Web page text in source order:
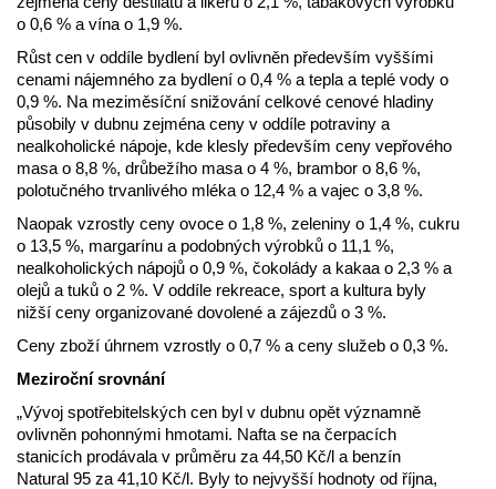
o 0,6 % a vína o 1,9 %.
Růst cen v oddíle bydlení byl ovlivněn především vyššími
cenami nájemného za bydlení o 0,4 % a tepla a teplé vody o
0,9 %. Na meziměsíční snižování celkové cenové hladiny
působily v dubnu zejména ceny v oddíle potraviny a
nealkoholické nápoje, kde klesly především ceny vepřového
masa o 8,8 %, drůbežího masa o 4 %, brambor o 8,6 %,
polotučného trvanlivého mléka o 12,4 % a vajec o 3,8 %.
Naopak vzrostly ceny ovoce o 1,8 %, zeleniny o 1,4 %, cukru
o 13,5 %, margarínu a podobných výrobků o 11,1 %,
nealkoholických nápojů o 0,9 %, čokolády a kakaa o 2,3 % a
olejů a tuků o 2 %. V oddíle rekreace, sport a kultura byly
nižší ceny organizované dovolené a zájezdů o 3 %.
Ceny zboží úhrnem vzrostly o 0,7 % a ceny služeb o 0,3 %.
Meziroční srovnání
„Vývoj spotřebitelských cen byl v dubnu opět významně
ovlivněn pohonnými hmotami. Nafta se na čerpacích
stanicích prodávala v průměru za 44,50 Kč/l a benzín
Natural 95 za 41,10 Kč/l. Byly to nejvyšší hodnoty od října,